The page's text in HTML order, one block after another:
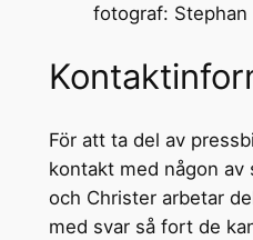
fotograf: Stephan
För att ta del av
kontakt med någon av
och Christer arbetar
med svar så fort de